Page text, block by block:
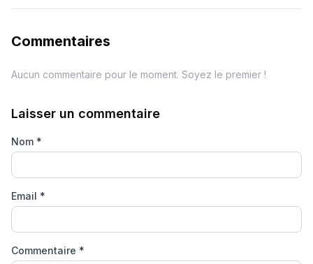
Commentaires
Aucun commentaire pour le moment. Soyez le premier !
Laisser un commentaire
Nom *
Email *
Commentaire *